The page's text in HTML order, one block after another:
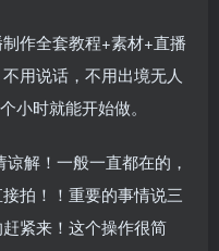
作全套教程+素材+直播
用说话，不用出境无人
小时就能开始做。
解！一般一直都在的，
拍！！重要的事情说三
紧来！这个操作很简